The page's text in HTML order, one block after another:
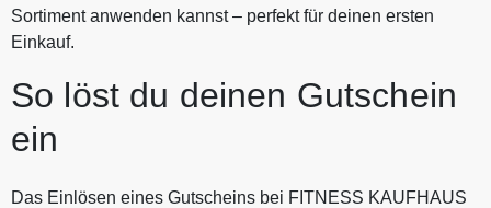
Sortiment anwenden kannst – perfekt für deinen ersten
Einkauf.
So löst du deinen Gutschein
ein
Das Einlösen eines Gutscheins bei FITNESS KAUFHAUS